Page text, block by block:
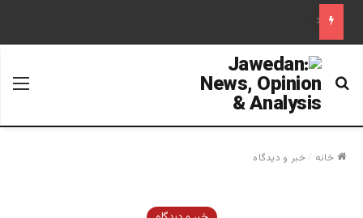
«آینده فدراسیون روسیه پس از پوتین؛ تحلیل یک سناریوی محتمل»
جستجو برای
خانه /خبر و دیدگاه